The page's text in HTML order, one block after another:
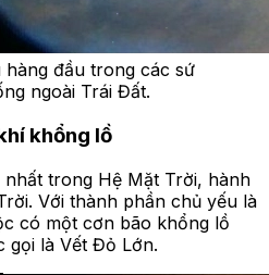
hàng đầu trong các sứ
ngoài Trái Đất.
khổng lồ
trong Hệ Mặt Trời, hành
Với thành phần chủ yếu là
có một cơn bão khổng lồ
gọi là Vết Đỏ Lớn.